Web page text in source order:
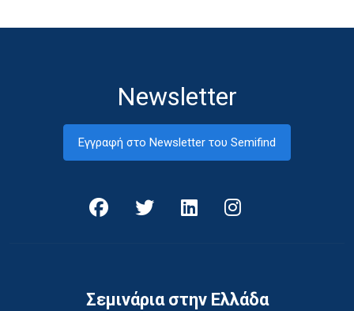
Newsletter
Εγγραφή στο Newsletter του Semifind
Σεμινάρια στην Ελλάδα